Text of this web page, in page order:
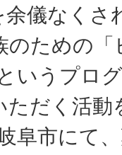
余儀なくさ
のための「
いうプロ
ただく活動
阜市にて